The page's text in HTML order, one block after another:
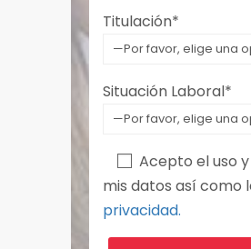
Titulación*
Situación Laboral*
Acepto el uso
mis datos así como
privacidad.